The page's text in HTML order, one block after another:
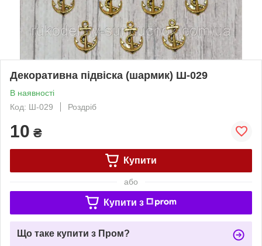
Декоративна підвіска (шармик) Ш-029
В наявності
Код: Ш-029
Роздріб
10 ₴
Купити
або
Купити з
Що таке купити з Пром?